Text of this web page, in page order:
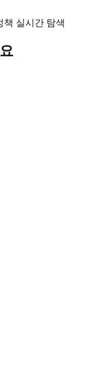
책 실시간 탐색